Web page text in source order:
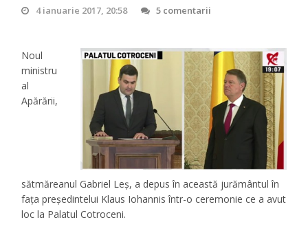
4 ianuarie 2017, 20:58 5 comentarii
Noul
ministru
al
Apărării,
sătmăreanul Gabriel Leș, a depus în această jurământul în
fața președintelui Klaus Iohannis într-o ceremonie ce a avut
loc la Palatul Cotroceni.